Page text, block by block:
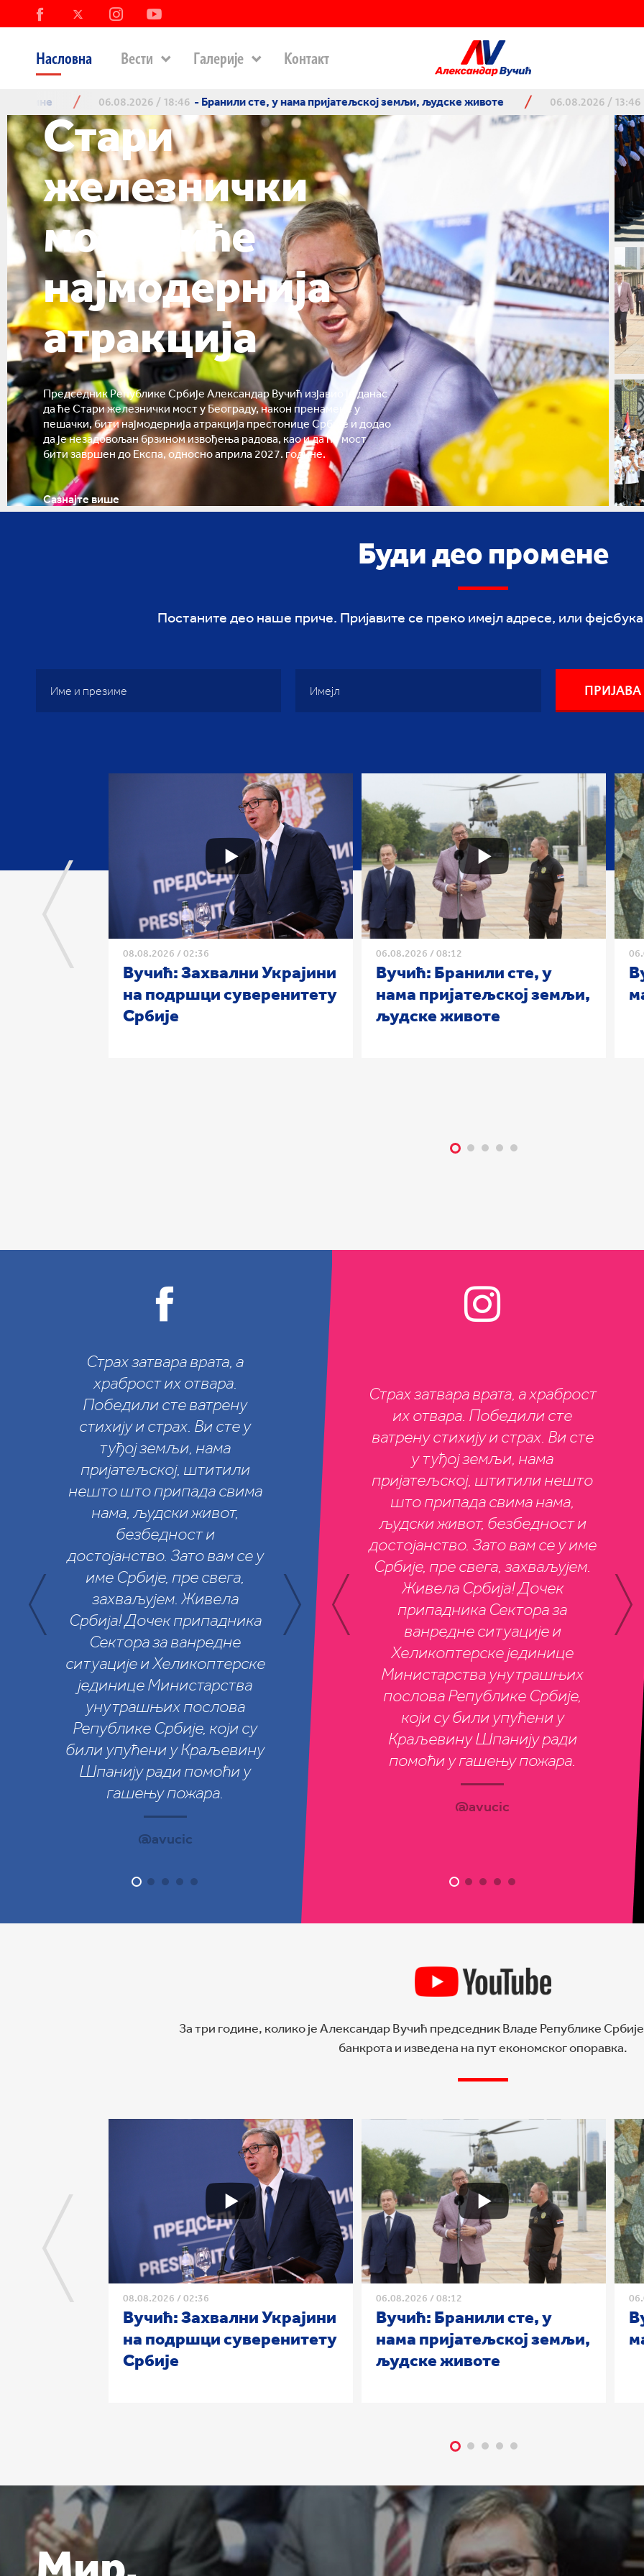
Насловна Вести Галерије Контакт
/ 18:46 - Бранили сте, у нама пријатељској земљи, људске животе 06.08.2026 / 13:46 - Србија цени
Стари
железнички
мост биће
најмодернија
атракција
Председник Републике Србије Александар Вучић изјавио је данас
да ће Стари железнички мост у Београду, након пренамене у
пешачки, бити најмодернија атракција престонице Србије и додао
да је незадовољан брзином извођења радова, као и да ће мост
бити завршен до Експа, односно априла 2027. године.
Сазнајте више
Буди део промене
Постаните део наше приче. Пријавите се преко имејл адресе, или
08.08.2026 /02:36
Вучић: Захвални Украјини
на подршци суверенитету
Србије
06.08.2026 /08:12
Вучић: Бранили сте, у
нама пријатељској земљи,
људске животе
Страх затвара врата, a
храброст их отвара.
Победили сте ватрену
стихију и страх. Ви сте у
туђој земљи, нама
пријатељској, штитили
нешто што припада свима
нама, људски живот,
безбедност и
достојанство. Зато вам се у
име Србије, пре свега,
захваљујем. Живела
Србија! Дочек припадника
Сектора за ванредне
ситуације и Хеликоптерске
јединице Министарства
унутрашњих послова
Републике Србије, који су
били упућени у Краљевину
Шпанију ради помоћи у
гашењу пожара.
@avucic
Не могу да кажем колико
ми је срце пуно што је
много комшија дошло,
свих вероисповести, јер то
је поштовање према мом
оцу, пре свега, према
породици нашој, и ја сам им
на томе до неба захвалан.
❤️
@avucic
Од ноћас ће америчке
царинске тарифе на српску
робу, које су од августа прошле
године износиле 35 одсто,
бити нула одсто. Много сам
срећан због ове важне вести,
она ће много значити за земљу,
јер ће бити више инвестиција и
људи ће желети много више да
долазе у Србију.
@avucic
Страх затвара врата, a храброст
их отвара. Победили сте
ватрену стихију и страх. Ви сте
у туђој земљи, нама
пријатељској, штитили нешто
што припада свима нама,
људски живот, безбедност и
достојанство. Зато вам се у име
Србије, пре свега, захваљујем.
Живела Србија! Дочек
припадника Сектора за
ванредне ситуације и
Хеликоптерске јединице
Министарства унутрашњих
послова Републике Србије,
који су били упућени у
Краљевину Шпанију ради
помоћи у гашењу пожара.
@avucic
Потврдили смо снажне и
искрене пријатељске
односе које Србија и
Словачка негују, као и
посвећеност даљој
изградњи нашег
партнерства. @PellegriniP_
@avucic
За три године, колико је Александар Вучић председник Владе Републике
банкрота и изведена на пут економског опоравка.
08.08.2026 /02:36
Вучић: Захвални Украјини
на подршци суверенитету
Србије
06.08.2026 /08:12
Вучић: Бранили сте, у
нама пријатељској земљи,
људске животе